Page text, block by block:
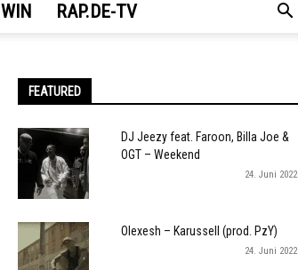
WIN RAP.DE-TV
FEATURED
DJ Jeezy feat. Faroon, Billa Joe &
OGT – Weekend
24. Juni 2022
Olexesh – Karussell (prod. PzY)
24. Juni 2022